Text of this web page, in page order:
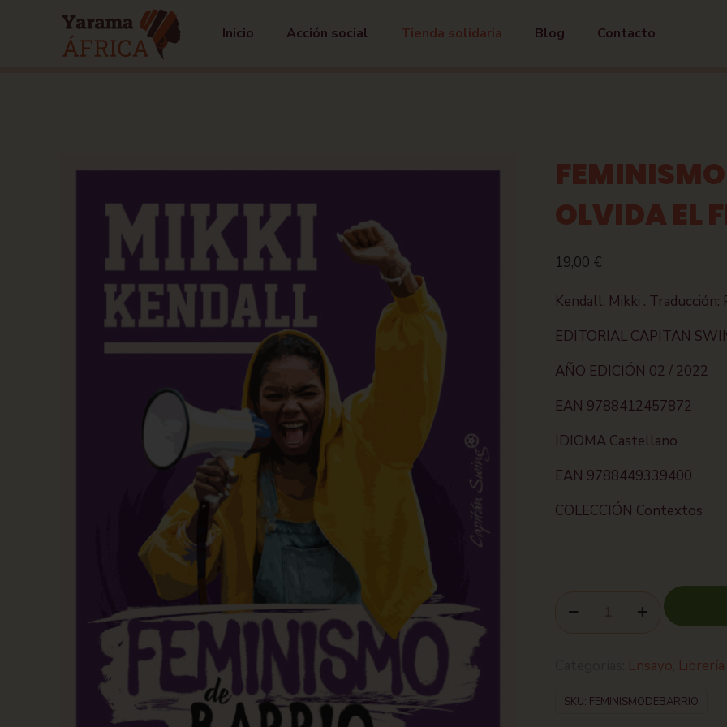
Inicio Acción social Tienda solidaria Blog Contacto
FEMINISMO
OLVIDA EL
19,00 €
Kendall, Mikki . Traducción:
EDITORIAL CAPITAN
AÑO EDICIÓN 02 / 2022
EAN 9788412457872
IDIOMA Castellano
EAN 9788449339400
COLECCIÓN Contextos
Ensayo Librería
SKU: FEMINISMODEBARRIO